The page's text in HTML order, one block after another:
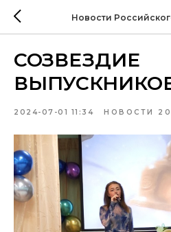
Новости
СОЗВЕЗДИЕ
2024-07-01 11:34 НОВОСТИ